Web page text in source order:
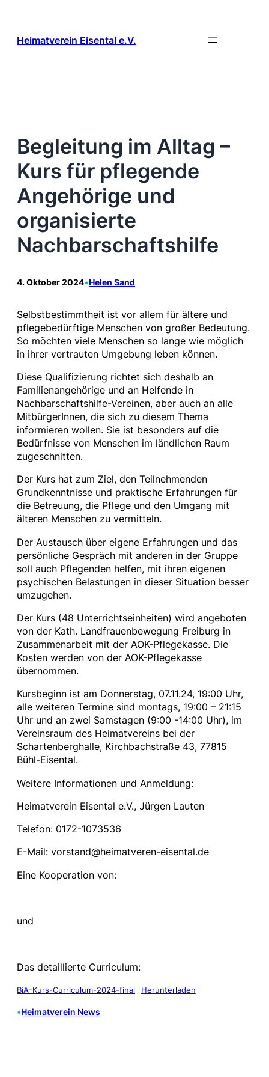
springen
Heimatverein Eisental e.V.
Begleitung im Alltag –
Kurs für pflegende
Angehörige und
organisierte
Nachbarschaftshilfe
4. Oktober 2024•Helen Sand
Selbstbestimmtheit ist vor allem für ältere und
pflegebedürftige Menschen von großer Bedeutung.
So möchten viele Menschen so lange wie möglich
in ihrer vertrauten Umgebung leben können.
Diese Qualifizierung richtet sich deshalb an
Familienangehörige und an Helfende in
Nachbarschaftshilfe-Vereinen, aber auch an alle
MitbürgerInnen, die sich zu diesem Thema
informieren wollen. Sie ist besonders auf die
Bedürfnisse von Menschen im ländlichen Raum
zugeschnitten.
Der Kurs hat zum Ziel, den Teilnehmenden
Grundkenntnisse und praktische Erfahrungen für
die Betreuung, die Pflege und den Umgang mit
älteren Menschen zu vermitteln.
Der Austausch über eigene Erfahrungen und das
persönliche Gespräch mit anderen in der Gruppe
soll auch Pflegenden helfen, mit ihren eigenen
psychischen Belastungen in dieser Situation besser
umzugehen.
Der Kurs (48 Unterrichtseinheiten) wird angeboten
von der Kath. Landfrauenbewegung Freiburg in
Zusammenarbeit mit der AOK-Pflegekasse. Die
Kosten werden von der AOK-Pflegekasse
übernommen.
Kursbeginn ist am Donnerstag, 07.11.24, 19:00 Uhr,
alle weiteren Termine sind montags, 19:00 – 21:15
Uhr und an zwei Samstagen (9:00 -14:00 Uhr), im
Vereinsraum des Heimatvereins bei der
Schartenberghalle, Kirchbachstraße 43, 77815
Bühl-Eisental.
Weitere Informationen und Anmeldung:
Heimatverein Eisental e.V., Jürgen Lauten
Telefon: 0172-1073536
E-Mail: vorstand@heimatveren-eisental.de
Eine Kooperation von:
und
Das detaillierte Curriculum:
BiA-Kurs-Curriculum-2024-final Herunterladen
•Heimatverein News